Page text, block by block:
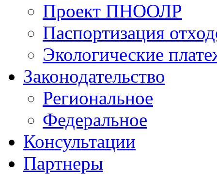
Проект ПНООЛР
Паспортизация
Экологические
Законодательство
Региональное
Федеральное
Консультации
Партнеры